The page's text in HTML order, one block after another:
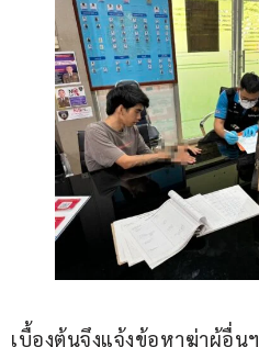
เบื้องต้นจึงแจ้งข้อหาฆ่าผู้อื่น